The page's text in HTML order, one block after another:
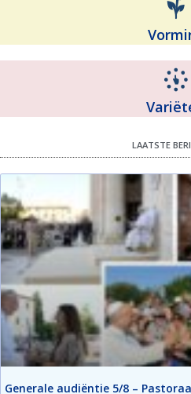
LAATSTE
Generale audiëntie 5/8 –